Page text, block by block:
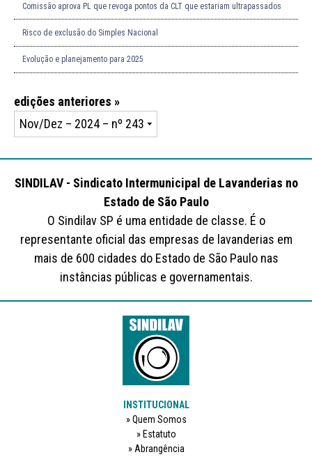
Comissão aprova PL que revoga pontos da CLT que estariam ultrapassados
Risco de exclusão do Simples Nacional
Evolução e planejamento para 2025
edições anteriores »
SINDILAV - Sindicato Intermunicipal de Lavanderias no
Estado de São Paulo
O Sindilav SP é uma entidade de classe. É o
representante oficial das empresas de lavanderias em
mais de 600 cidades do Estado de São Paulo nas
instâncias públicas e governamentais.
INSTITUCIONAL
Quem Somos
Estatuto
Abrangência